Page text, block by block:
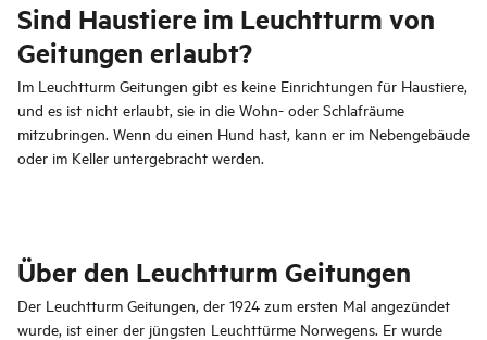
Sind Haustiere im Leuchtturm von
Geitungen erlaubt?
Im Leuchtturm Geitungen gibt es keine Einrichtungen für Haustiere,
und es ist nicht erlaubt, sie in die Wohn- oder Schlafräume
mitzubringen. Wenn du einen Hund hast, kann er im Nebengebäude
oder im Keller untergebracht werden.
Über den Leuchtturm Geitungen
Der Leuchtturm Geitungen, der 1924 zum ersten Mal angezündet
wurde, ist einer der jüngsten Leuchttürme Norwegens. Er wurde